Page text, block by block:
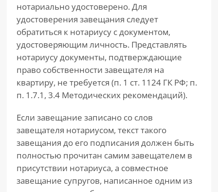
нотариально удостоверено. Для
удостоверения завещания следует
обратиться к нотариусу с документом,
удостоверяющим личность. Представлять
нотариусу документы, подтверждающие
право собственности завещателя на
квартиру, не требуется (п. 1 ст. 1124 ГК РФ; п.
п. 1.7.1, 3.4 Методических рекомендаций).
Если завещание записано со слов
завещателя нотариусом, текст такого
завещания до его подписания должен быть
полностью прочитан самим завещателем в
присутствии нотариуса, а совместное
завещание супругов, написанное одним из